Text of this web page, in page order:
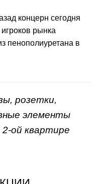
концерн сегодня
рынка
пенополиуретана в
розетки,
элементы
ой квартире